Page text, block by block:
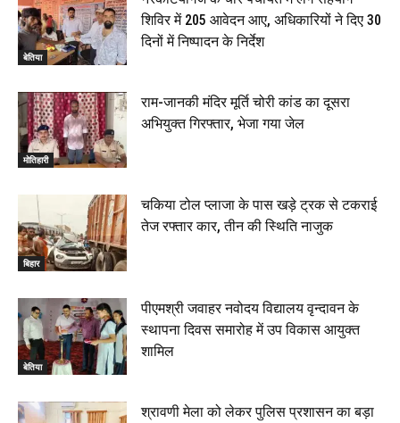
बेतिया
शिविर में 205 आवेदन आए, अधिकारियों ने दिए 30
दिनों में निष्पादन के निर्देश
मोतिहारी
राम-जानकी मंदिर मूर्ति चोरी कांड का दूसरा
अभियुक्त गिरफ्तार, भेजा गया जेल
बिहार
चकिया टोल प्लाजा के पास खड़े ट्रक से टकराई
तेज रफ्तार कार, तीन की स्थिति नाजुक
बेतिया
पीएमश्री जवाहर नवोदय विद्यालय वृन्दावन के
स्थापना दिवस समारोह में उप विकास आयुक्त
शामिल
श्रावणी मेला को लेकर पुलिस प्रशासन का बड़ा